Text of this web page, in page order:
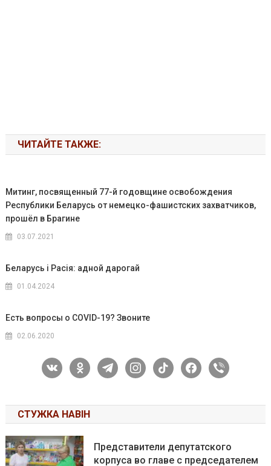
ЧИТАЙТЕ ТАКЖЕ:
Митинг, посвященный 77-й годовщине освобождения
Республики Беларусь от немецко-фашистских захватчиков,
прошёл в Брагине
03.07.2021
Беларусь і Расія: адной дарогай
01.04.2024
Есть вопросы о COVID-19? Звоните
02.06.2020
vkontakteodnoklassniki
telegraminstagram
tiktok facebook
viber
СТУЖКА НАВІН
Представители депутатского
корпуса во главе с председателем